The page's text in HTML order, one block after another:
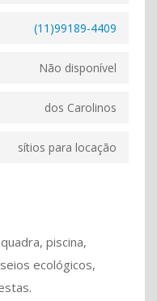
(11)99189-4409
Não disponível
dos Carolinos
sítios para locação
piscina,
ecológicos,